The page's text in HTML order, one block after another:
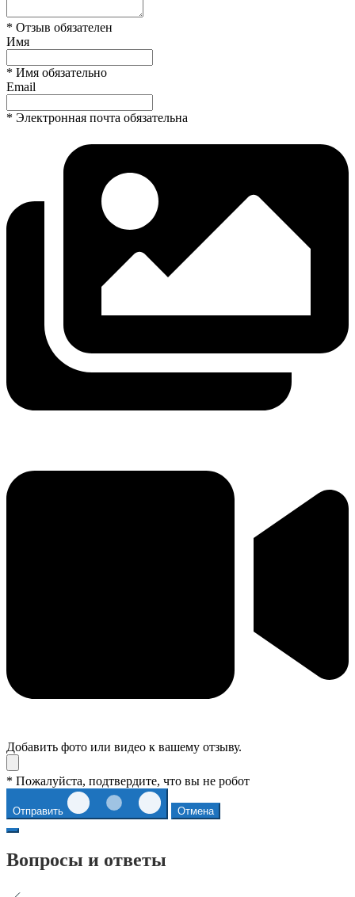
* Отзыв обязателен
Имя
* Имя обязательно
Email
* Электронная почта обязательна
Добавить фото или видео к вашему отзыву.
* Пожалуйста, подтвердите, что вы не робот
Отправить Отмена
Вопросы и ответы